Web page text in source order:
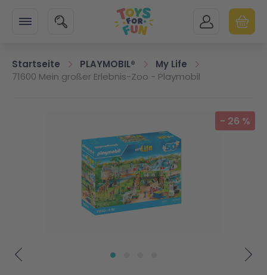
SUCHE MEIN KONTO
Startseite PLAYMOBIL®
My Life
71600 Mein großer Erlebnis-Zoo - Playmobil
- 26 %